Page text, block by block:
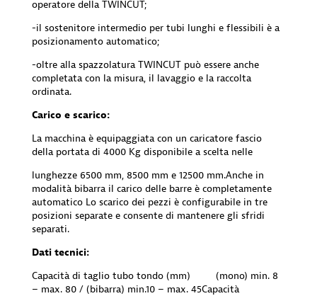
operatore della TWINCUT;
-il sostenitore intermedio per tubi lunghi e flessibili è a
posizionamento automatico;
-oltre alla spazzolatura TWINCUT può essere anche
completata con la misura, il lavaggio e la raccolta
ordinata.
Carico e scarico:
La macchina è equipaggiata con un caricatore fascio
della portata di 4000 Kg disponibile a scelta nelle
lunghezze 6500 mm, 8500 mm e 12500 mm.Anche in
modalità bibarra il carico delle barre è completamente
automatico Lo scarico dei pezzi è configurabile in tre
posizioni separate e consente di mantenere gli sfridi
separati.
Dati tecnici:
Capacità di taglio tubo tondo (mm) (mono) min. 8
– max. 80 / (bibarra) min.10 – max. 45Capacità